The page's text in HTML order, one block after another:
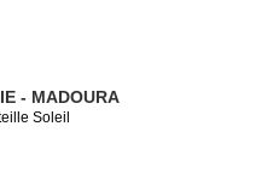
- MADOURA
Soleil